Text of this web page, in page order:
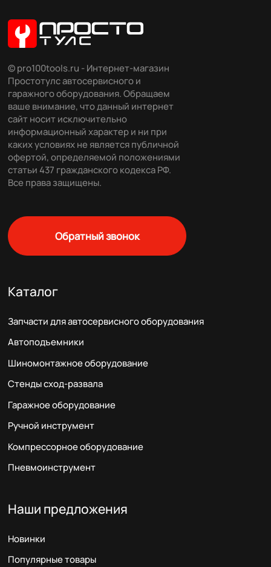
© pro100tools.ru - Интернет-магазин
Простотулс автосервисного и
гаражного оборудования. Обращаем
ваше внимание, что данный интернет
сайт носит исключительно
информационный характер и ни при
каких условиях не является публичной
офертой, определяемой положениями
статьи 437 гражданского кодекса РФ.
Все права защищены.
Обратный звонок
Каталог
Запчасти для автосервисного оборудования
Автоподъемники
Шиномонтажное оборудование
Стенды сход-развала
Гаражное оборудование
Ручной инструмент
Компрессорное оборудование
Пневмоинструмент
Наши предложения
Новинки
Популярные товары